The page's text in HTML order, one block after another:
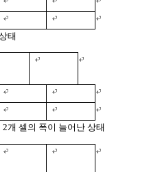
태
개 셀의 폭이 늘어난 상태